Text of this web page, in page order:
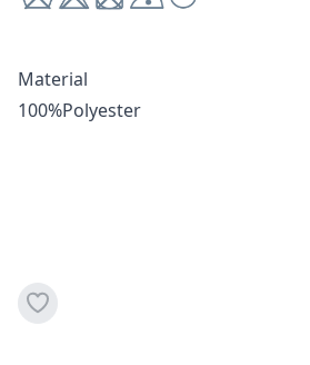
Material
100%Polyester